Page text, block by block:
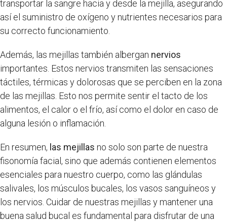
transportar la sangre hacia y desde la mejilla, asegurando
así el suministro de oxígeno y nutrientes necesarios para
su correcto funcionamiento.
Además, las mejillas también albergan nervios
importantes. Estos nervios transmiten las sensaciones
táctiles, térmicas y dolorosas que se perciben en la zona
de las mejillas. Esto nos permite sentir el tacto de los
alimentos, el calor o el frío, así como el dolor en caso de
alguna lesión o inflamación.
En resumen, las mejillas no solo son parte de nuestra
fisonomía facial, sino que además contienen elementos
esenciales para nuestro cuerpo, como las glándulas
salivales, los músculos bucales, los vasos sanguíneos y
los nervios. Cuidar de nuestras mejillas y mantener una
buena salud bucal es fundamental para disfrutar de una